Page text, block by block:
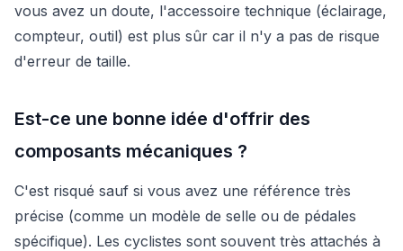
vous avez un doute, l'accessoire technique (éclairage,
compteur, outil) est plus sûr car il n'y a pas de risque
d'erreur de taille.
Est-ce une bonne idée d'offrir des
composants mécaniques ?
C'est risqué sauf si vous avez une référence très
précise (comme un modèle de selle ou de pédales
spécifique). Les cyclistes sont souvent très attachés à